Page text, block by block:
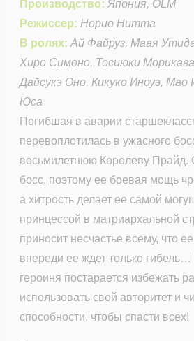
Производство: Япония, OLM
Режиссер: Норио Нитта
В ролях: Ай Файруз, Маая
Хиро Симоно, Тосиюки
Дайсукэ Оно, Кикуко Иноуэ,
Юса
Погибшая в аварии
перевоплотилась в ужасного
восьмилетнюю Королеву
босс, поэтому ее боевая мощь
а хитрость делает ее самой
принцессой в матриархальной
приносит несчастье всему, что
впереди ее ждет только
героиня постарается избежать
использовать свой авторитет и
способности, чтобы спасти всех!